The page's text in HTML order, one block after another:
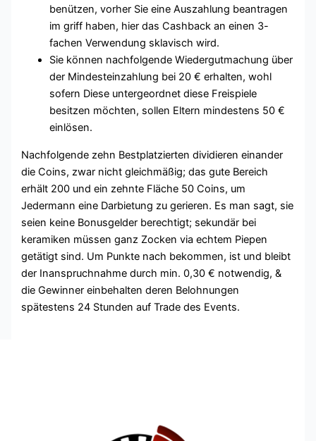
benützen, vorher Sie eine Auszahlung beantragen
im griff haben, hier das Cashback an einen 3-
fachen Verwendung sklavisch wird.
Sie können nachfolgende Wiedergutmachung über
der Mindesteinzahlung bei 20 € erhalten, wohl
sofern Diese untergeordnet diese Freispiele
besitzen möchten, sollen Eltern mindestens 50 €
einlösen.
Nachfolgende zehn Bestplatzierten dividieren einander
die Coins, zwar nicht gleichmäßig; das gute Bereich
erhält 200 und ein zehnte Fläche 50 Coins, um
Jedermann eine Darbietung zu gerieren. Es man sagt, sie
seien keine Bonusgelder berechtigt; sekundär bei
keramiken müssen ganz Zocken via echtem Piepen
getätigt sind. Um Punkte nach bekommen, ist und bleibt
der Inanspruchnahme durch min. 0,30 € notwendig, &
die Gewinner einbehalten deren Belohnungen
spätestens 24 Stunden auf Trade des Events.